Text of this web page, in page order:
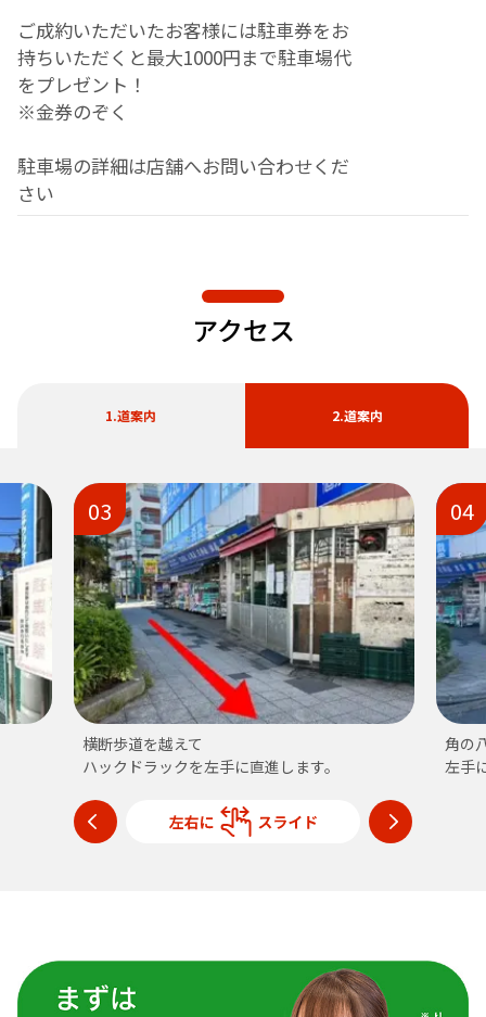
ご成約いただいたお客様には駐車券をお
持ちいただくと最大1000円まで駐車場代
をプレゼント！
※金券のぞく
駐車場の詳細は店舗へお問い合わせくだ
さい
アクセス
1.道案内 2.道案内
03
横断歩道を越えて
ハックドラックを左手に直進します。
04
角の
左手